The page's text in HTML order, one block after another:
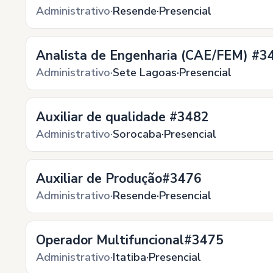
Administrativo Resende Presencial
Analista de Engenharia (CAE/FEM)
Administrativo Sete Lagoas Presencial
Auxiliar de qualidade #3482
Administrativo Sorocaba Presencial
Auxiliar de Produção#3476
Administrativo Resende Presencial
Operador Multifuncional#3475
Administrativo Itatiba Presencial